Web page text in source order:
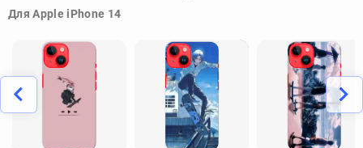
Для Apple iPhone 14